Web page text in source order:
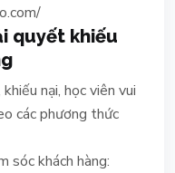
quyết khiếu
nại, học viên vui
các phương thức
sóc khách hàng: